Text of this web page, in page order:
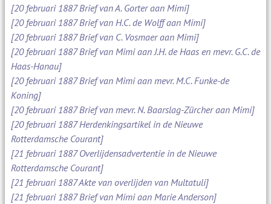
[20 februari 1887 Brief van A. Gorter aan Mimi]
[20 februari 1887 Brief van H.C. de Wolff aan Mimi]
[20 februari 1887 Brief van C. Vosmaer aan Mimi]
[20 februari 1887 Brief van Mimi aan J.H. de Haas en mevr. G.C. de
Haas-Hanau]
[20 februari 1887 Brief van Mimi aan mevr. M.C. Funke-de
Koning]
[20 februari 1887 Brief van mevr. N. Baarslag-Zürcher aan Mimi]
[20 februari 1887 Herdenkingsartikel in de Nieuwe
Rotterdamsche Courant]
[21 februari 1887 Overlijdensadvertentie in de Nieuwe
Rotterdamsche Courant]
[21 februari 1887 Akte van overlijden van Multatuli]
[21 februari 1887 Brief van Mimi aan Marie Anderson]